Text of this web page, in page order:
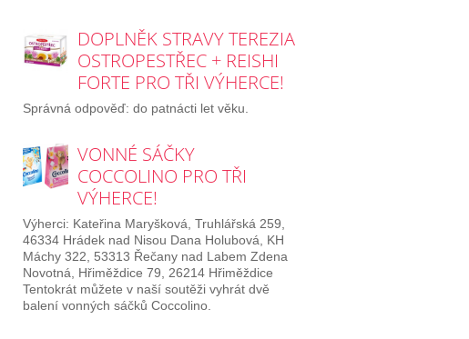
DOPLNĚK STRAVY TEREZIA
OSTROPESTŘEC + REISHI
FORTE PRO TŘI VÝHERCE!
Správná odpověď: do patnácti let věku.
VONNÉ SÁČKY
COCCOLINO PRO TŘI
VÝHERCE!
Výherci: Kateřina Maryšková, Truhlářská 259,
46334 Hrádek nad Nisou Dana Holubová, KH
Máchy 322, 53313 Řečany nad Labem Zdena
Novotná, Hřiměždice 79, 26214 Hřiměždice
Tentokrát můžete v naší soutěži vyhrát dvě
balení vonných sáčků Coccolino.